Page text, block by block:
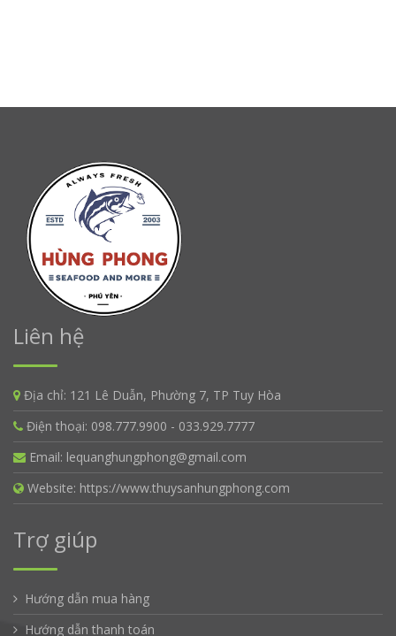
Liên hệ
Địa chỉ: 121 Lê Duẫn, Phường 7, TP Tuy Hòa
Điện thoại: 098.777.9900 - 033.929.7777
Email: lequanghungphong@gmail.com
Website: https://www.thuysanhungphong.com
Trợ giúp
Hướng dẫn mua hàng
Hướng dẫn thanh toán